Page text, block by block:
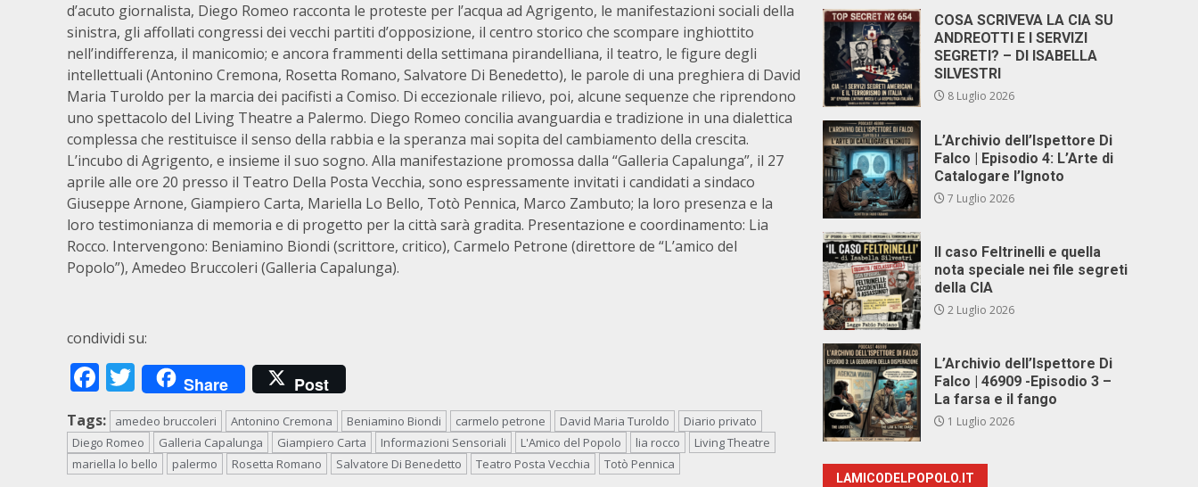
d’acuto giornalista, Diego Romeo racconta le proteste per l’acqua ad Agrigento, le manifestazioni sociali della
sinistra, gli affollati congressi dei vecchi partiti d’opposizione, il centro storico che scompare inghiottito
nell’indifferenza, il manicomio; e ancora frammenti della settimana pirandelliana, il teatro, le figure degli
intellettuali (Antonino Cremona, Rosetta Romano, Salvatore Di Benedetto), le parole di una preghiera di David
Maria Turoldo per la marcia dei pacifisti a Comiso. Di eccezionale rilievo, poi, alcune sequenze che riprendono
uno spettacolo del Living Theatre a Palermo. Diego Romeo concilia avanguardia e tradizione in una dialettica
complessa che restituisce il senso della rabbia e la speranza mai sopita del cambiamento della crescita.
L’incubo di Agrigento, e insieme il suo sogno. Alla manifestazione promossa dalla “Galleria Capalunga”, il 27
aprile alle ore 20 presso il Teatro Della Posta Vecchia, sono espressamente invitati i candidati a sindaco
Giuseppe Arnone, Giampiero Carta, Mariella Lo Bello, Totò Pennica, Marco Zambuto; la loro presenza e la
loro testimonianza di memoria e di progetto per la città sarà gradita. Presentazione e coordinamento: Lia
Rocco. Intervengono: Beniamino Biondi (scrittore, critico), Carmelo Petrone (direttore de “L’amico del
Popolo”), Amedeo Bruccoleri (Galleria Capalunga).
condividi su:
Facebook
Twitter
Share Post
Tags: amedeo bruccoleri Antonino Cremona Beniamino Biondi carmelo petrone David Maria Turoldo
Diario privato
Diego Romeo
Galleria Capalunga Giampiero Carta Informazioni Sensoriali L'Amico del Popolo lia rocco
Living Theatre
mariella lo bello
palermo Rosetta Romano Salvatore Di Benedetto Teatro Posta Vecchia Totò Pennica
COSA SCRIVEVA LA CIA SU
ANDREOTTI E I SERVIZI
SEGRETI? – DI ISABELLA
SILVESTRI
8 Luglio 2026
L’Archivio dell’Ispettore Di
Falco | Episodio 4: L’Arte di
Catalogare l’Ignoto
7 Luglio 2026
Il caso Feltrinelli e quella
nota speciale nei file segreti
della CIA
2 Luglio 2026
L’Archivio dell’Ispettore Di
Falco | 46909 -Episodio 3 –
La farsa e il fango
1 Luglio 2026
LAMICODELPOPOLO.IT